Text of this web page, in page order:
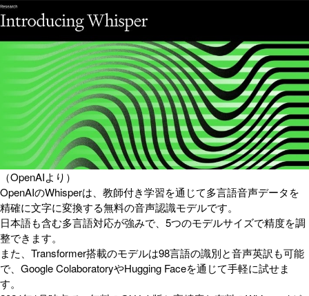
（OpenAIより）
OpenAIのWhisperは、教師付き学習を通じて多言語音声データを
精確に文字に変換する無料の音声認識モデルです。
日本語も含む多言語対応が強みで、5つのモデルサイズで精度を調
整できます。
また、Transformer搭載のモデルは98言語の識別と音声英訳も可能
で、Google ColaboratoryやHugging Faceを通じて手軽に試せま
す。